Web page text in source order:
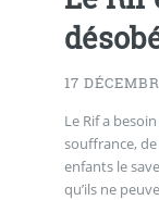
17
Le Rif a
souffrance,
enfants le
qu’ils ne